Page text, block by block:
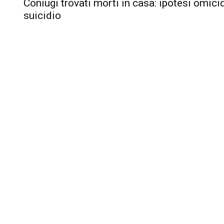
Coniugi trovati morti in casa: ipotesi
suicidio